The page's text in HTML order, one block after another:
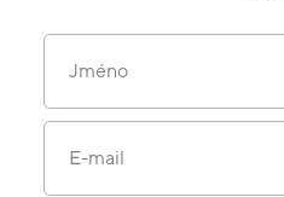
Jméno
E-mail